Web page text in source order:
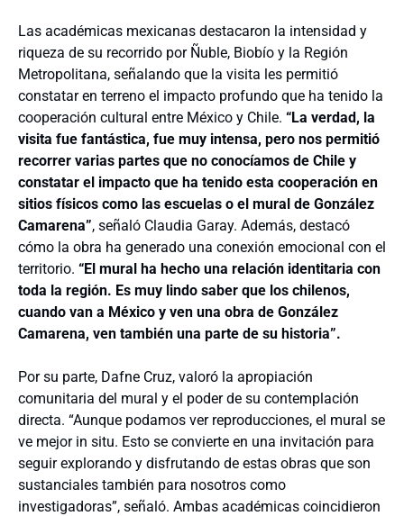
Las académicas mexicanas destacaron la intensidad y
riqueza de su recorrido por Ñuble, Biobío y la Región
Metropolitana, señalando que la visita les permitió
constatar en terreno el impacto profundo que ha tenido la
cooperación cultural entre México y Chile. “La verdad, la
visita fue fantástica, fue muy intensa, pero nos permitió
recorrer varias partes que no conocíamos de Chile y
constatar el impacto que ha tenido esta cooperación en
sitios físicos como las escuelas o el mural de González
Camarena”, señaló Claudia Garay. Además, destacó
cómo la obra ha generado una conexión emocional con el
territorio. “El mural ha hecho una relación identitaria con
toda la región. Es muy lindo saber que los chilenos,
cuando van a México y ven una obra de González
Camarena, ven también una parte de su historia”.
Por su parte, Dafne Cruz, valoró la apropiación
comunitaria del mural y el poder de su contemplación
directa. “Aunque podamos ver reproducciones, el mural se
ve mejor in situ. Esto se convierte en una invitación para
seguir explorando y disfrutando de estas obras que son
sustanciales también para nosotros como
investigadoras”, señaló. Ambas académicas coincidieron